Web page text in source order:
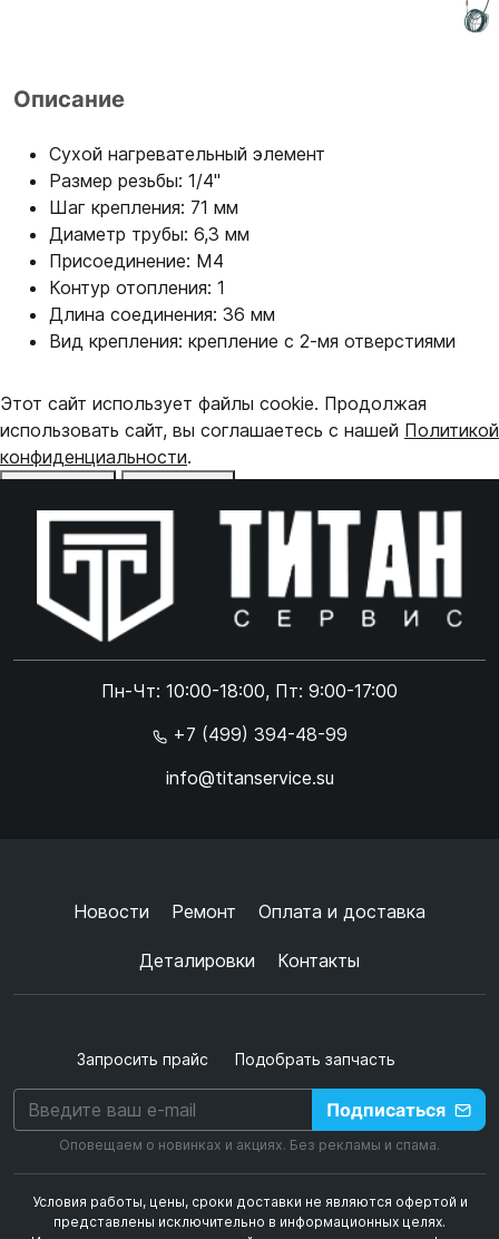
Описание
Сухой нагревательный элемент
Размер резьбы: 1/4"
Шаг крепления: 71 мм
Диаметр трубы: 6,3 мм
Присоединение: M4
Контур отопления: 1
Длина соединения: 36 мм
Вид крепления: крепление с 2-мя отверстиями
Пн-Чт: 10:00-18:00, Пт: 9:00-17:00
+7 (499) 394-48-99
info@titanservice.su
Новости Ремонт Оплата и доставка
Деталировки Контакты
Запросить прайс Подобрать запчасть
Подписаться
Оповещаем о новинках и акциях. Без рекламы и спама.
Условия работы, цены, сроки доставки не являются офертой и
представлены исключительно в информационных целях.
Этот сайт использует файлы cookie. Продолжая
использовать сайт, вы соглашаетесь с нашей Политикой
конфиденциальности.
Online чат
Online чат